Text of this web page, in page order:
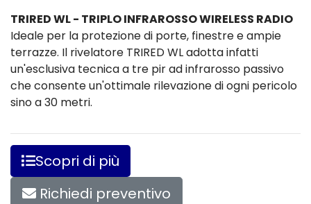
TRIRED WL - TRIPLO INFRAROSSO WIRELESS RADIO
Ideale per la protezione di porte, finestre e ampie
terrazze. Il rivelatore TRIRED WL adotta infatti
un'esclusiva tecnica a tre pir ad infrarosso passivo
che consente un'ottimale rilevazione di ogni pericolo
sino a 30 metri.
Scopri di più
Richiedi preventivo